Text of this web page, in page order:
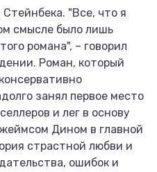
"Все, что я
смысле было лишь
романа", – говорил
Роман, который
занял первое место
и лег в основу
Дином в главной
страстной любви и
ошибок и